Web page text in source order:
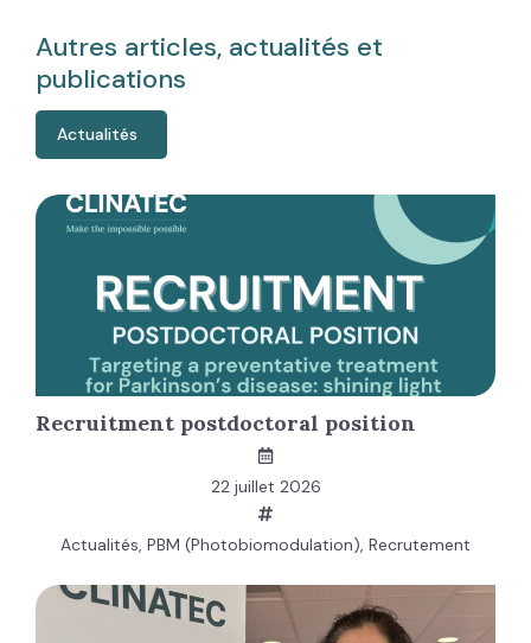
Autres articles, actualités et
publications
Actualités
Recruitment postdoctoral position
22 juillet 2026
Actualités PBM (Photobiomodulation) Recrutement